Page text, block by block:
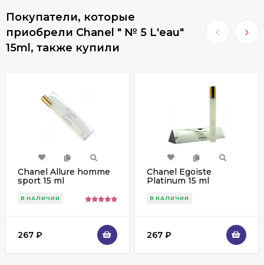
Покупатели, которые
приобрели Chanel " № 5 L'eau"
15ml, также купили
Chanel Allure homme
sport 15 ml
В НАЛИЧИИ
267 ₽
Chanel Egoiste
Platinum 15 ml
В НАЛИЧИИ
267 ₽